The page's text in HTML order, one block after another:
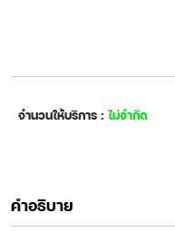
จำนวนให้บริการ : ไม่จำกัด
คำอธิบาย